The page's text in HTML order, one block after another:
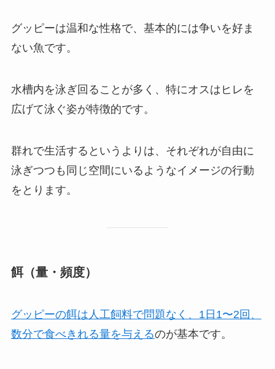
グッピーは温和な性格で、基本的には争いを好ま
ない魚です。
水槽内を泳ぎ回ることが多く、特にオスはヒレを
広げて泳ぐ姿が特徴的です。
群れで生活するというよりは、それぞれが自由に
泳ぎつつも同じ空間にいるようなイメージの行動
をとります。
餌（量・頻度）
グッピーの餌は人工飼料で問題なく、1日1〜2回、
数分で食べきれる量を与えるのが基本です。